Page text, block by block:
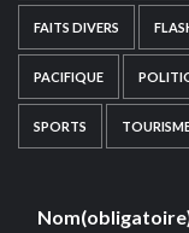
FAITS DIVERS
PACIFIQUE
SPORTS
Nom